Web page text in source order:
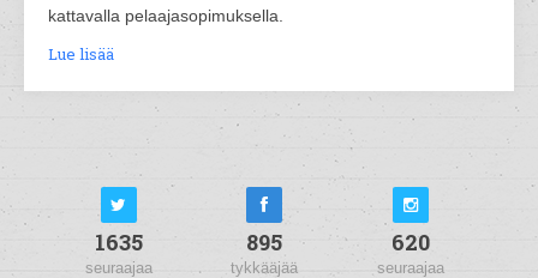
kattavalla pelaajasopimuksella.
Lue lisää
1635
seuraajaa
895
tykkääjää
620
seuraajaa